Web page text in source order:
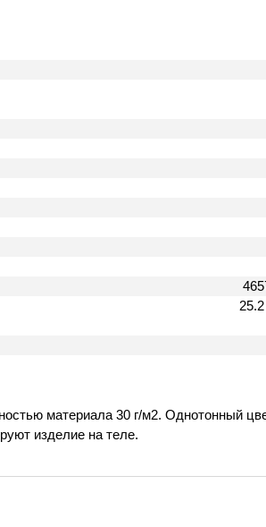
материала 30 г/м2. Однотонный
изделие на теле.